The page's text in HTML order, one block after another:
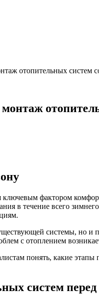
отопительных систем
ключевым фактором
в течение всего
системы, но и
с отоплением
понять, какие
систем